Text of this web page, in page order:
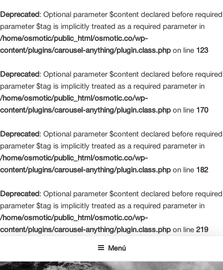
Deprecated: Optional parameter $content declared before required
parameter $tag is implicitly treated as a required parameter in
/home/osmotic/public_html/osmotic.co/wp-
content/plugins/carousel-anything/plugin.class.php on line 123
Deprecated: Optional parameter $content declared before required
parameter $tag is implicitly treated as a required parameter in
/home/osmotic/public_html/osmotic.co/wp-
content/plugins/carousel-anything/plugin.class.php on line 170
Deprecated: Optional parameter $content declared before required
parameter $tag is implicitly treated as a required parameter in
/home/osmotic/public_html/osmotic.co/wp-
content/plugins/carousel-anything/plugin.class.php on line 182
Deprecated: Optional parameter $content declared before required
parameter $tag is implicitly treated as a required parameter in
/home/osmotic/public_html/osmotic.co/wp-
content/plugins/carousel-anything/plugin.class.php on line 219
contenido
Menú